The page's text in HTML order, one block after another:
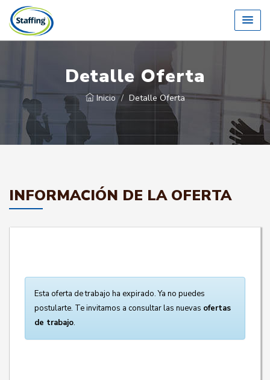
Detalle Oferta
Inicio Detalle Oferta
INFORMACIÓN DE LA OFERTA
Esta oferta de trabajo ha expirado. Ya no puedes
postularte. Te invitamos a consultar las nuevas ofertas
de trabajo.